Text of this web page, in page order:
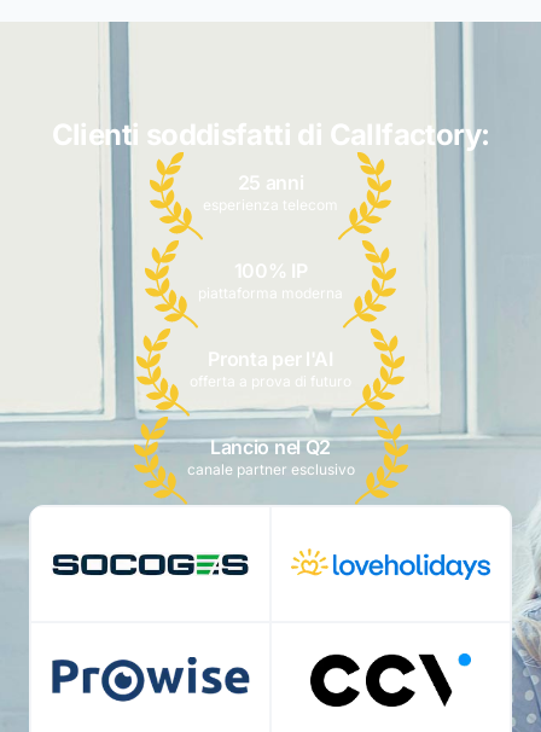
Clienti soddisfatti di Callfactory:
25 anni
esperienza telecom
100% IP
piattaforma moderna
Pronta per l'AI
offerta a prova di futuro
Lancio nel Q2
canale partner esclusivo